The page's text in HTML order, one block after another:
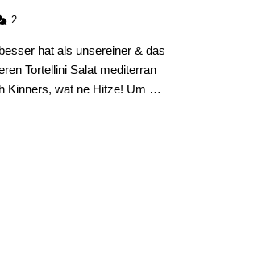
2
hat als unsereiner & das
Tortellini Salat mediterran
Kinners, wat ne Hitze! Um …